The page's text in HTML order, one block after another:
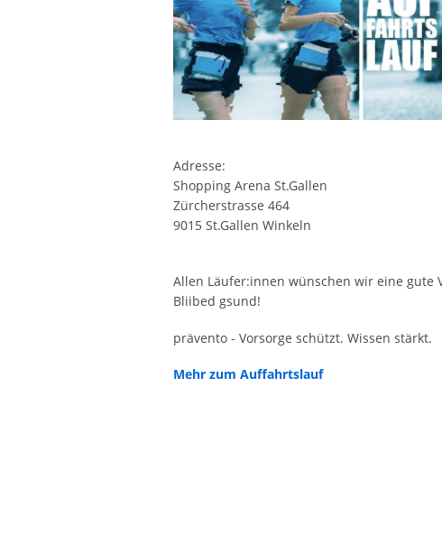
Adresse:
Shopping Arena St.Gallen
Zürcherstrasse 464
9015 St.Gallen Winkeln
Allen Läufer:innen wünschen wir eine
Bliibed gsund!
prävento - Vorsorge schützt. Wissen stärkt.
Mehr zum Auffahrtslauf